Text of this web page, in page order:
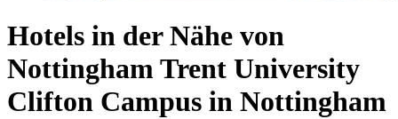
Hotels in der Nähe von
Nottingham Trent University
Clifton Campus in Nottingham